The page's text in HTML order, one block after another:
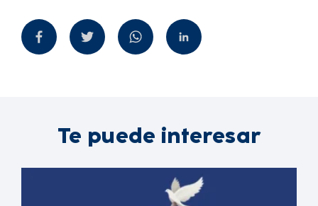
Te puede interesar